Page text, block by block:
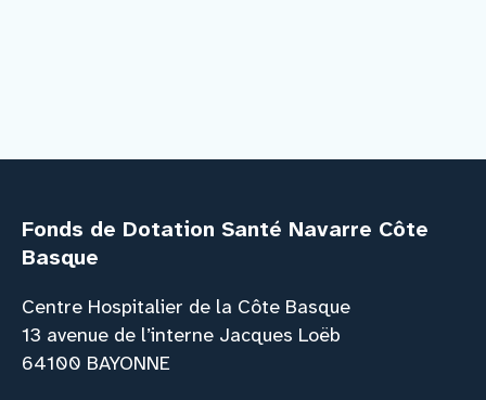
Fonds de Dotation Santé Navarre Côte
Basque
Centre Hospitalier de la Côte Basque
13 avenue de l’interne Jacques Loëb
64100 BAYONNE